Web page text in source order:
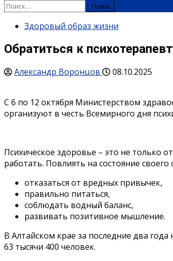
Здоровый образ жизни
Обратиться к
Александр Воронцов 08.10.2025
С 6 по 12 октября Министерством
организуют в честь Всемирного дня
Психическое здоровье – это не только
работать. Повлиять на состояние
отказаться от вредных привычек,
правильно питаться,
соблюдать водный баланс,
развивать позитивное мышление.
В Алтайском крае за последние два
63 тысячи 400 человек.